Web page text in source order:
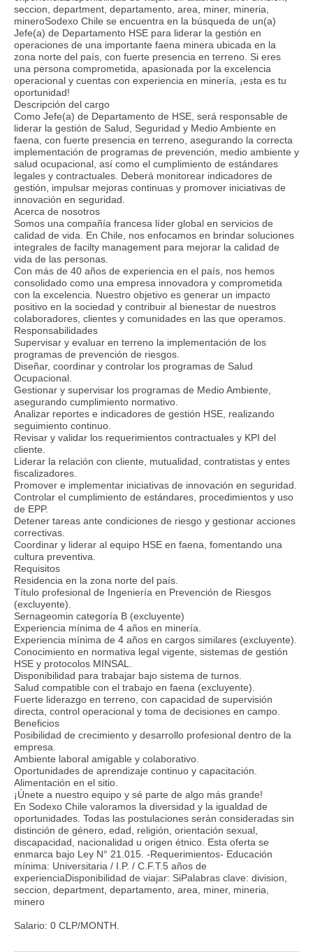
seccion, department, departamento, area, miner, mineria,
mineroSodexo Chile se encuentra en la búsqueda de un(a)
Jefe(a) de Departamento HSE para liderar la gestión en
operaciones de una importante faena minera ubicada en la
zona norte del país, con fuerte presencia en terreno. Si eres
una persona comprometida, apasionada por la excelencia
operacional y cuentas con experiencia en minería, ¡esta es tu
oportunidad!
Descripción del cargo
Como Jefe(a) de Departamento de HSE, será responsable de
liderar la gestión de Salud, Seguridad y Medio Ambiente en
faena, con fuerte presencia en terreno, asegurando la correcta
implementación de programas de prevención, medio ambiente y
salud ocupacional, así como el cumplimiento de estándares
legales y contractuales. Deberá monitorear indicadores de
gestión, impulsar mejoras continuas y promover iniciativas de
innovación en seguridad.
Acerca de nosotros
Somos una compañía francesa líder global en servicios de
calidad de vida. En Chile, nos enfocamos en brindar soluciones
integrales de facilty management para mejorar la calidad de
vida de las personas.
Con más de 40 años de experiencia en el país, nos hemos
consolidado como una empresa innovadora y comprometida
con la excelencia. Nuestro objetivo es generar un impacto
positivo en la sociedad y contribuir al bienestar de nuestros
colaboradores, clientes y comunidades en las que operamos.
Responsabilidades
Supervisar y evaluar en terreno la implementación de los
programas de prevención de riesgos.
Diseñar, coordinar y controlar los programas de Salud
Ocupacional.
Gestionar y supervisar los programas de Medio Ambiente,
asegurando cumplimiento normativo.
Analizar reportes e indicadores de gestión HSE, realizando
seguimiento continuo.
Revisar y validar los requerimientos contractuales y KPI del
cliente.
Liderar la relación con cliente, mutualidad, contratistas y entes
fiscalizadores.
Promover e implementar iniciativas de innovación en seguridad.
Controlar el cumplimiento de estándares, procedimientos y uso
de EPP.
Detener tareas ante condiciones de riesgo y gestionar acciones
correctivas.
Coordinar y liderar al equipo HSE en faena, fomentando una
cultura preventiva.
Requisitos
Residencia en la zona norte del país.
Título profesional de Ingeniería en Prevención de Riesgos
(excluyente).
Sernageomin categoría B (excluyente)
Experiencia mínima de 4 años en minería.
Experiencia mínima de 4 años en cargos similares (excluyente).
Conocimiento en normativa legal vigente, sistemas de gestión
HSE y protocolos MINSAL.
Disponibilidad para trabajar bajo sistema de turnos.
Salud compatible con el trabajo en faena (excluyente).
Fuerte liderazgo en terreno, con capacidad de supervisión
directa, control operacional y toma de decisiones en campo.
Beneficios
Posibilidad de crecimiento y desarrollo profesional dentro de la
empresa.
Ambiente laboral amigable y colaborativo.
Oportunidades de aprendizaje continuo y capacitación.
Alimentación en el sitio.
¡Únete a nuestro equipo y sé parte de algo más grande!
En Sodexo Chile valoramos la diversidad y la igualdad de
oportunidades. Todas las postulaciones serán consideradas sin
distinción de género, edad, religión, orientación sexual,
discapacidad, nacionalidad u origen étnico. Esta oferta se
enmarca bajo Ley N° 21.015. -Requerimientos- Educación
mínima: Universitaria / I.P. / C.F.T.5 años de
experienciaDisponibilidad de viajar: SiPalabras clave: division,
seccion, department, departamento, area, miner, mineria,
minero
Salario: 0 CLP/MONTH.